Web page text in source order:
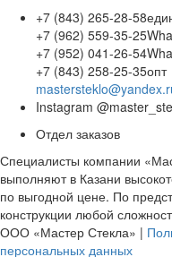
+7 (843) 265-28-58
+7 (962) 559-35-25
+7 (952) 041-26-54
+7 (843) 258-25-35опт
Instagram
Отдел заказов
Специалисты компании
выполняют в Казани
по выгодной цене. По
конструкции любой
ООО «Мастер Стекла» |
персональных данных